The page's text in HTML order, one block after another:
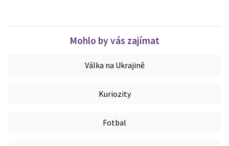
Mohlo by vás zajímat
Válka na Ukrajině
Kuriozity
Fotbal